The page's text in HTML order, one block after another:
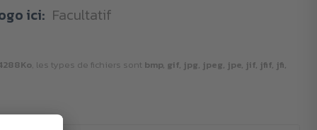
ici: Facultatif
, les types de fichiers sont bmp, gif, jpg, jpeg, jpe, jif, jfif, jfi,